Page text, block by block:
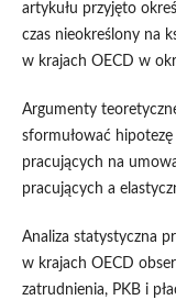
artykułu przyjęto
czas nieokreślony na
w krajach OECD w
Argumenty
sformułować hipotezę
pracujących na
pracujących a
Analiza statystyczna
w krajach OECD
zatrudnienia, PKB i